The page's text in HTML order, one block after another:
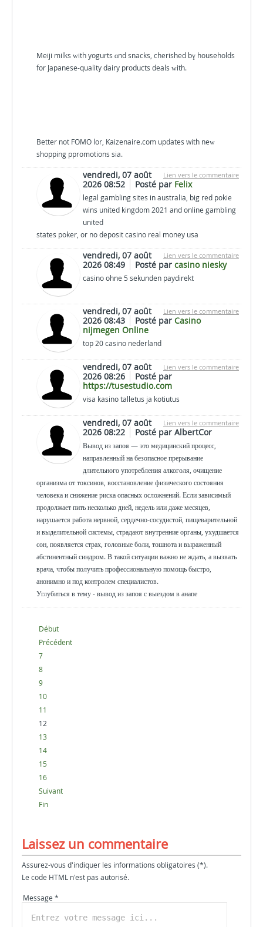
Meiji milks ԝith yogurts ɑnd snacks, cherished bү households
for Japanese-quality dairy products deals ᴡith.
Better not FOMO lor, Kaizenaire.com updates with neᴡ
shopping ppromotions sia.
Lien vers le commentaire
vendredi, 07 août
2026 08:52
Posté par Felix
legal gambling sites in australia, big red pokie
wins united kingdom 2021 and online gambling
united
states poker, or no deposit casino real money usa
Lien vers le commentaire
vendredi, 07 août
2026 08:49
Posté par casino niesky
casino ohne 5 sekunden paydirekt
Lien vers le commentaire
vendredi, 07 août
2026 08:43
Posté par Casino
nijmegen Online
top 20 casino nederland
Lien vers le commentaire
vendredi, 07 août
2026 08:26
Posté par
https://tusestudio.com
visa kasino talletus ja kotiutus
Lien vers le commentaire
vendredi, 07 août
2026 08:22
Posté par AlbertCor
Вывод из запоя — это медицинский процесс,
направленный на безопасное прерывание
длительного употребления алкоголя, очищение
организма от токсинов, восстановление физического состояния
человека и снижение риска опасных осложнений. Если зависимый
продолжает пить несколько дней, недель или даже месяцев,
нарушается работа нервной, сердечно-сосудистой, пищеварительной
и выделительной системы, страдают внутренние органы, ухудшается
сон, появляется страх, головные боли, тошнота и выраженный
абстинентный синдром. В такой ситуации важно не ждать, а вызвать
врача, чтобы получить профессиональную помощь быстро,
анонимно и под контролем специалистов.
Углубиться в тему - вывод из запоя с выездом в анапе
Début
Précédent
7
8
9
10
11
12
13
14
15
16
Suivant
Fin
Laissez un commentaire
Assurez-vous d'indiquer les informations obligatoires (*).
Le code HTML n'est pas autorisé.
Message *